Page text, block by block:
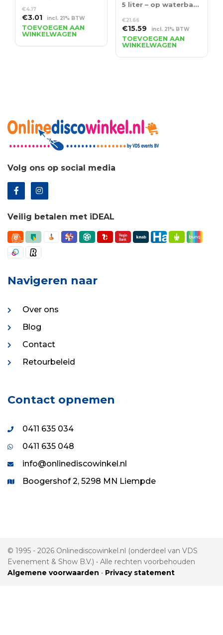
€4.17
Oorspronkelijke
prijs
was:
€4.17.
€3.01Huidige
prijs
is:
€3.01.
incl. 21% BTW
TOEVOEGEN AAN
WINKELWAGEN
5 liter – op waterbasis
€21.66
Oorspronkelijke
prijs
was:
€21.66.
€15.59 Huidige
prijs
is:
€15.59.
incl. 21% BTW
TOEVOEGEN AAN
WINKELWAGEN
Volg ons op social media
Veilig betalen met iDEAL
Navigeren naar
Over ons
Blog
Contact
Retourbeleid
Contact opnemen
0411 635 034
0411 635 048
info@onlinediscowinkel.nl
Boogershof 2, 5298 MN Liempde
© 1995 - 2026 Onlinediscowinkel.nl (onderdeel van VDS
Evenement & Show B.V.) • Alle rechten voorbehouden
Algemene voorwaarden • Privacy statement